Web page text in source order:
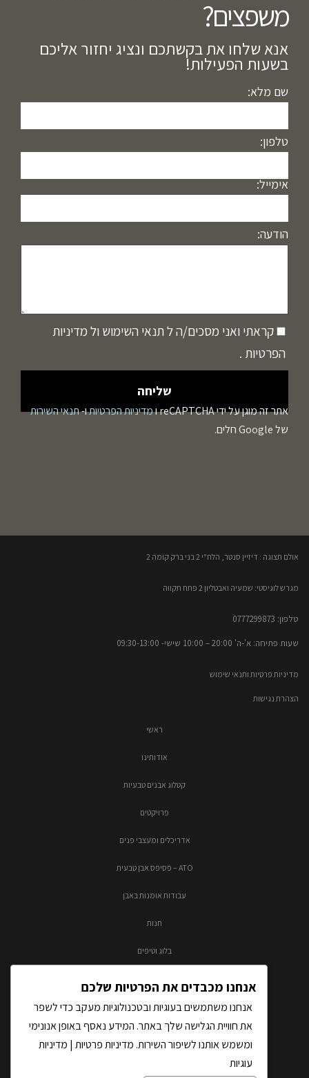
משפצים?​
אנא שלחו את בקשתכם ונציג יחזור אליכם
בשעות הפעילות!
שם מלא:
טלפון:
אימייל:
הודעה:
קראתי ואני מסכים/ה ל תנאי השימוש ול מדיניות
הפרטיות .
אתר זה מוגן על ידי reCAPTCHA ו מדיניות הפרטיותו-תנאי השירות
של Google חלים.
אולם תצוגה : דיזיין סנטר, הלח"י 2 בני ברק קומה 2​
מגרש לוגיסטי: שמעיה ואבטליון 2 פתח תקווה
טלפון: 0777299873​
שעות פתיחה: א'-ה' 20:00 – 10:00​​ שישי- 09:30-13:00
מדיניות פרטיות ותנאי שימוש
הצהרת נגישות
ראשי
אודותינו
קטלוג אבנים טבעיות
פרויקטים
אדריכלים ומעצבי פנים
ATO – פסיפס אבן טבעית
עבודות אומנות באבן
חנות
בלוג וטיפים
אנחנו מכבדים את הפרטיות שלכם
אנחנו משתמשים בעוגיות ובטכנולוגיות מעקב כדי לשפר
את חוויית הגלישה שלך באתר. המידע נאסף באופן אנונימי
ומשמש אותנו לשיפור השירות. מדיניות פרטיות | מדיניות
עוגיות